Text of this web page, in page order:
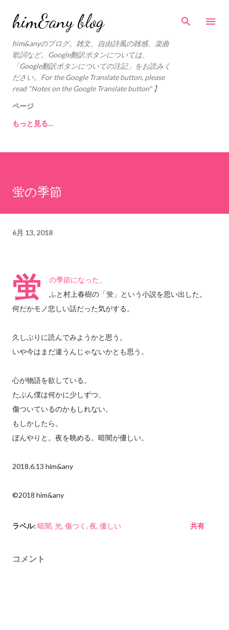
スキップしてメイン コンテンツに移動
him&any blog
him&anyのブログ。雑文、自由詩風の雑感、楽曲
歌詞など。Google翻訳ボタンについては、
「Google翻訳ボタンについての注記」をお読みく
ださい。For the Google Translate button, please
read "Notes on the Google Translate button" 】
ページ
もっと見る…
蛍の季節
6月 13, 2018
蛍
の季節になった。
ふと村上春樹の「蛍」という小説を思い出した。
何だかモノ悲しい話だった気がする。
久しぶりに読んでみようかと思う。
いや今はまだ違うんじゃないかとも思う。
心が物語を欲している。
たぶん僕は何かに少しずつ、
傷ついているのかもしれない。
もしかしたら。
ぼんやりと。夜を眺める。暗闇が優しい。
2018.6.13 him&any
©︎2018 him&any
ラベル: 暗闇 光 傷つく 夜 優しい 共有
コメント